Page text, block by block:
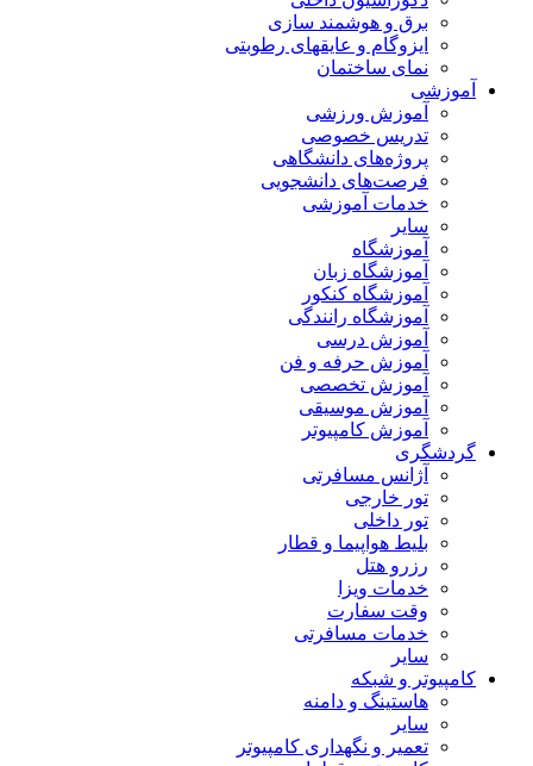
برق و هوشمند سازی
ایزوگام و عایقهای رطوبتی
نمای ساختمان
آموزشی
آموزش ورزشی
تدریس خصوصی
پروژه‌های دانشگاهی
فرصت‌های دانشجویی
خدمات آموزشی
سایر
آموزشگاه
آموزشگاه زبان
آموزشگاه کنکور
آموزشگاه رانندگی
آموزش درسی
آموزش حرفه و فن
آموزش تخصصی
آموزش موسیقی
آموزش کامپیوتر
گردشگری
آژانس مسافرتی
تور خارجی
تور داخلی
بلیط هواپیما و قطار
رزرو هتل
خدمات ویزا
وقت سفارت
خدمات مسافرتی
سایر
کامپیوتر و شبکه
هاستینگ و دامنه
سایر
تعمیر و نگهداری کامپیوتر